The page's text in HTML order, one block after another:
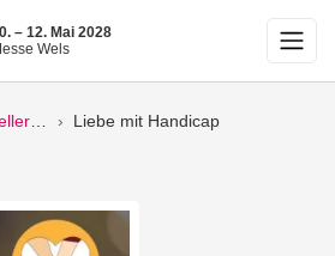
– 12. Mai 2028
Wels
Liebe mit Handicap